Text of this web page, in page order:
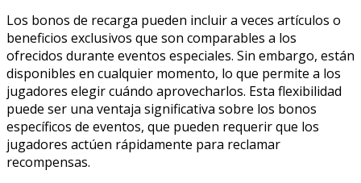
Los bonos de recarga pueden incluir a veces artículos o
beneficios exclusivos que son comparables a los
ofrecidos durante eventos especiales. Sin embargo, están
disponibles en cualquier momento, lo que permite a los
jugadores elegir cuándo aprovecharlos. Esta flexibilidad
puede ser una ventaja significativa sobre los bonos
específicos de eventos, que pueden requerir que los
jugadores actúen rápidamente para reclamar
recompensas.